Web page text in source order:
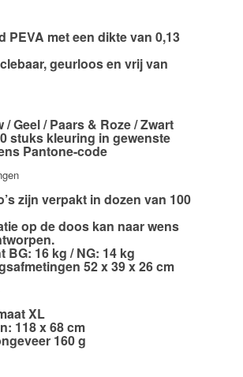
PEVA met een dikte van 0,13
geurloos en vrij van
/ Geel / Paars & Roze / Zwart
stuks kleuring in gewenste
Pantone-code
zijn verpakt in dozen van 100
op de doos kan naar wens
BG: 16 kg / NG: 14 kg
52 x 39 x 26 cm
XL
118 x 68 cm
160 g